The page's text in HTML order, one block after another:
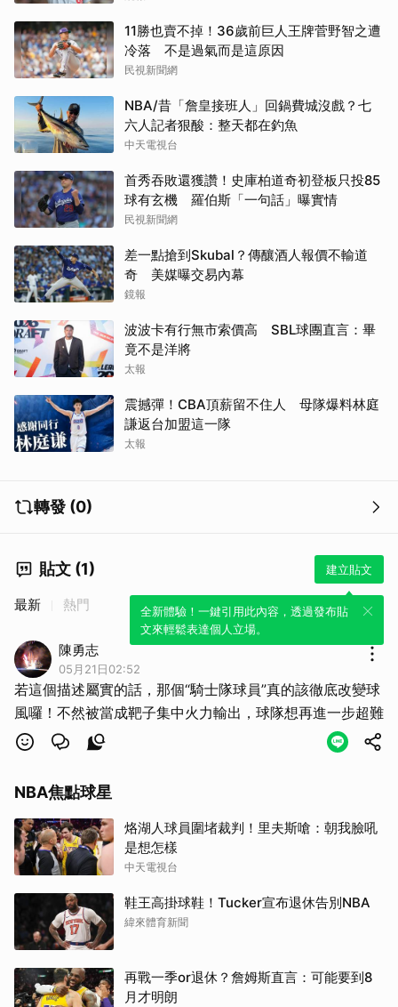
11勝也賣不掉！36歲前巨人王牌菅野智之遭
冷落 不是過氣而是這原因
民視新聞網
NBA/昔「詹皇接班人」回鍋費城沒戲？七
六人記者狠酸：整天都在釣魚
中天電視台
首秀吞敗還獲讚！史庫柏道奇初登板只投85
球有玄機 羅伯斯「一句話」曝實情
民視新聞網
差一點搶到Skubal？傳釀酒人報價不輸道
奇 美媒曝交易內幕
鏡報
波波卡有行無市索價高 SBL球團直言：畢
竟不是洋將
太報
震撼彈！CBA頂薪留不住人 母隊爆料林庭
謙返台加盟這一隊
太報
轉發 (0)
貼文 (1) 建立貼文
全新體驗！一鍵引用此內容，透過發布貼
文來輕鬆表達個人立場。
最新 熱門
陳勇志
05月21日02:52
若這個描述屬實的話，那個“騎士隊球員”真的該徹底改變球
風囉！不然被當成靶子集中火力輸出，球隊想再進一步超難
NBA焦點球星
烙湖人球員圍堵裁判！里夫斯嗆：朝我臉吼
是想怎樣
中天電視台
鞋王高掛球鞋！Tucker宣布退休告別NBA
緯來體育新聞
再戰一季or退休？詹姆斯直言：可能要到8
月才明朗
取消